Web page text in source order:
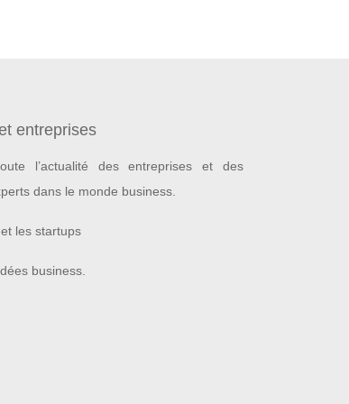
entreprises
l’actualité des entreprises et des
dans le monde business.
les startups
business.